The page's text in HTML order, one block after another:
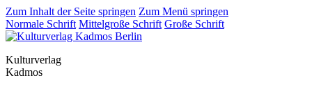
Zum Inhalt der Seite springen Zum Menü springen
Normale Schrift Mittelgroße Schrift Große Schrift
Kulturverlag
Kadmos